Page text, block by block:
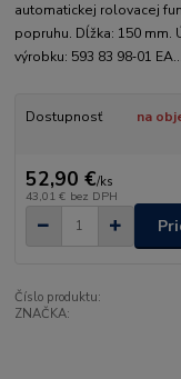
automatickej rolovacej
popruhu. Dĺžka: 150 mm.
výrobku: 593 83 98‑01 EA...
Dostupnosť na
52,90 €/ks
43,01 € bez DPH
Číslo produktu:
ZNAČKA: